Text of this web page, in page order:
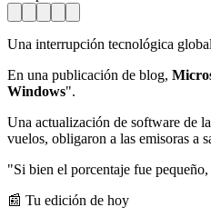
Una interrupción tecnológica
En una publicación de blog,
Windows".
Una actualización de software de
vuelos, obligaron a las emisoras a
"Si bien el porcentaje fue
📰 Tu edición de hoy